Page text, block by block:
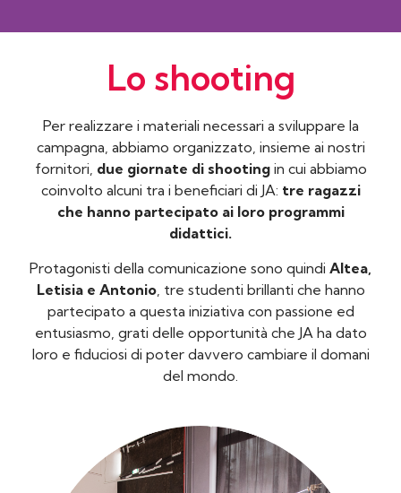
Lo shooting
Per realizzare i materiali necessari a sviluppare la
campagna, abbiamo organizzato, insieme ai nostri
fornitori, due giornate di shootingin cui abbiamo
coinvolto alcuni tra i beneficiari di JA: tre ragazzi
che hanno partecipato ai loro programmi
didattici.
Protagonisti della comunicazione sono quindi Altea,
Letisia e Antonio, tre studenti brillanti che hanno
partecipato a questa iniziativa con passione ed
entusiasmo, grati delle opportunità che JA ha dato
loro e fiduciosi di poter davvero cambiare il domani
del mondo.